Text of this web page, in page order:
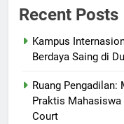
Recent Posts
Kampus
Berdaya Saing di
Ruang Pengadilan:
Praktis
Court